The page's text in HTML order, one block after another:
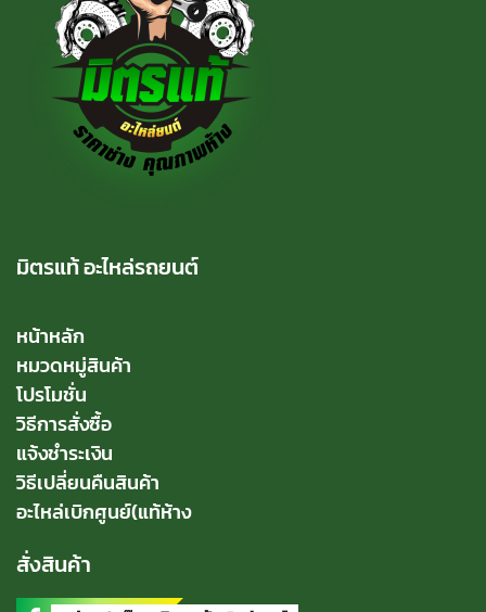
มิตรแท้ อะไหล่รถยนต์
หน้าหลัก
หมวดหมู่สินค้า
โปรโมชั่น
วิธีการสั่งซื้อ
แจ้งชำระเงิน
วิธีเปลี่ยนคืนสินค้า
อะไหล่เบิกศูนย์(แท้ห้าง
สั่งสินค้า